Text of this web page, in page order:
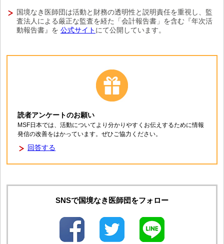
国境なき医師団は活動と財務の透明性と説明責任を重視し、監
査法人による厳正な監査を経た「会計報告書」を含む『年次活
動報告書』を 公式サイト にて公開しています。
読者アンケートのお願い
MSF日本では、活動についてより分かりやすくお伝えするために情報
発信の改善をはかっています。ぜひご協力ください。
回答する
SNSで国境なき医師団をフォロー